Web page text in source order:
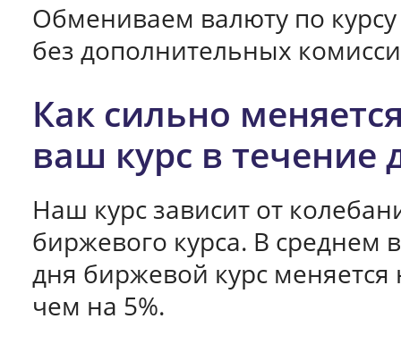
Обмениваем валюту по
без дополнительных
Как сильно
ваш курс в течение
Наш курс зависит от
биржевого курса. В среднем
дня биржевой курс меняется
чем на 5%.